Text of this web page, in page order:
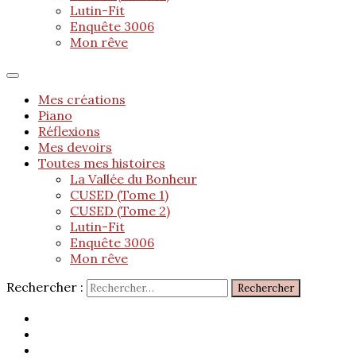
Lutin-Fit
Enquête 3006
Mon rêve
Mes créations
Piano
Réflexions
Mes devoirs
Toutes mes histoires
La Vallée du Bonheur
CUSED (Tome 1)
CUSED (Tome 2)
Lutin-Fit
Enquête 3006
Mon rêve
Rechercher :